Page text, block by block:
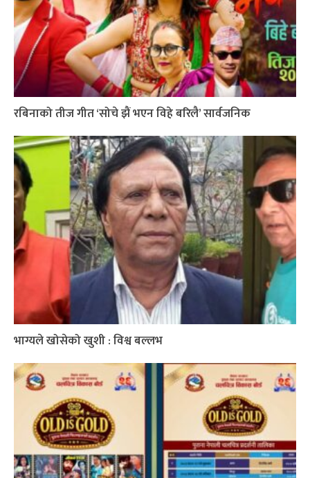
रबिनाको तीज गीत ‘सोचे झैं भएन विहे बरिलै’ सार्वजनिक
भाग्यले खोसेको खुशी : विश्व बल्लभ